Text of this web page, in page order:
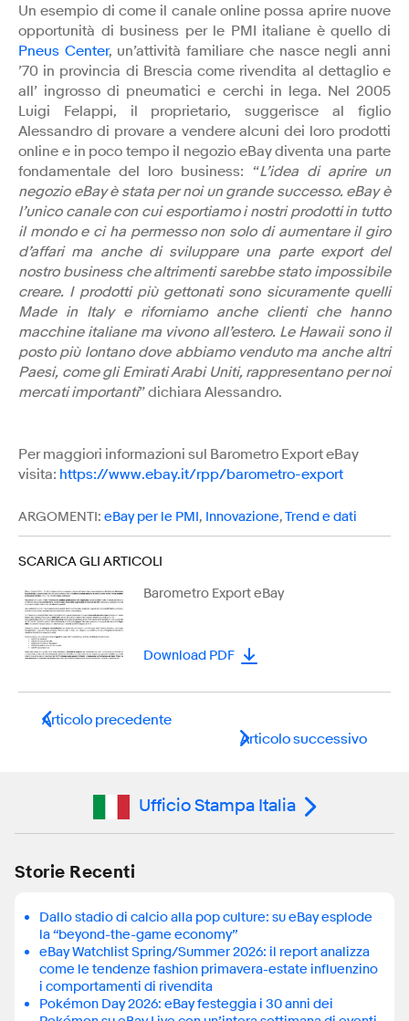
Un esempio di come il canale online possa aprire nuove
opportunità di business per le PMI italiane è quello di
Pneus Center, un’attività familiare che nasce negli anni
’70 in provincia di Brescia come rivendita al dettaglio e
all’ ingrosso di pneumatici e cerchi in lega. Nel 2005
Luigi Felappi, il proprietario, suggerisce al figlio
Alessandro di provare a vendere alcuni dei loro prodotti
online e in poco tempo il negozio eBay diventa una parte
fondamentale del loro business: “L’idea di aprire un
negozio eBay è stata per noi un grande successo. eBay è
l’unico canale con cui esportiamo i nostri prodotti in tutto
il mondo e ci ha permesso non solo di aumentare il giro
d’affari ma anche di sviluppare una parte export del
nostro business che altrimenti sarebbe stato impossibile
creare. I prodotti più gettonati sono sicuramente quelli
Made in Italy e riforniamo anche clienti che hanno
macchine italiane ma vivono all’estero. Le Hawaii sono il
posto più lontano dove abbiamo venduto ma anche altri
Paesi, come gli Emirati Arabi Uniti, rappresentano per noi
mercati importanti” dichiara Alessandro.
Per maggiori informazioni sul Barometro Export eBay
visita: https://www.ebay.it/rpp/barometro-export
ARGOMENTI: eBay per le PMI, Innovazione,Trend e dati
SCARICA GLI ARTICOLI
Barometro Export eBay
Download PDF
Articolo precedente
Articolo successivo
Ufficio Stampa Italia
Storie Recenti
Dallo stadio di calcio alla pop culture: su eBay esplode
la “beyond-the-game economy”
eBay Watchlist Spring/Summer 2026: il report analizza
come le tendenze fashion primavera-estate influenzino
i comportamenti di rivendita
Pokémon Day 2026: eBay festeggia i 30 anni dei